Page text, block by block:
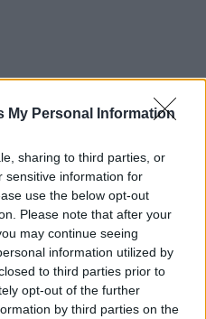
My Personal Information
sharing to third parties, or
sensitive information for
use the below opt-out
Please note that after your
may continue seeing
information utilized by
to third parties prior to
opt-out of the further
by third parties on the